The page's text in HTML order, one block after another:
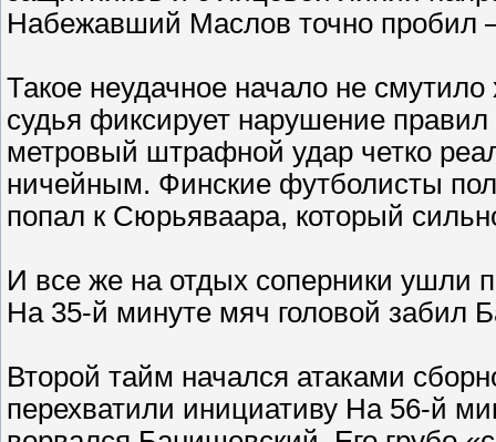
Набежавший Маслов точно пробил
Такое неудачное начало не
судья фиксирует нарушение
метровый штрафной удар четко
ничейным. Финские футболисты
попал к Сюрьяваара, который
И все же на отдых соперники ушли
На 35-й минуте мяч головой забил
Второй тайм начался атаками
перехватили инициативу На 56-й